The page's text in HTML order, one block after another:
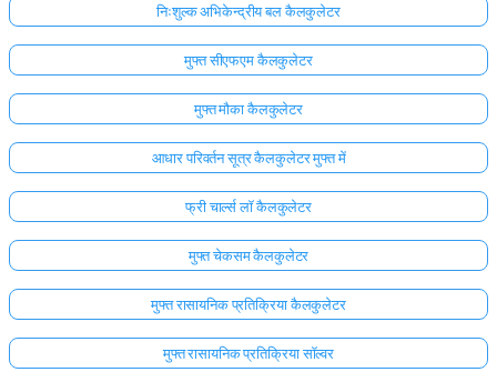
निःशुल्क अभिकेन्द्रीय बल कैलकुलेटर
मुफ्त सीएफएम कैलकुलेटर
मुफ्त मौका कैलकुलेटर
आधार परिवर्तन सूत्र कैलकुलेटर मुफ्त में
फ्री चार्ल्स लॉ कैलकुलेटर
मुफ्त चेकसम कैलकुलेटर
मुफ्त रासायनिक प्रतिक्रिया कैलकुलेटर
मुफ्त रासायनिक प्रतिक्रिया सॉल्वर